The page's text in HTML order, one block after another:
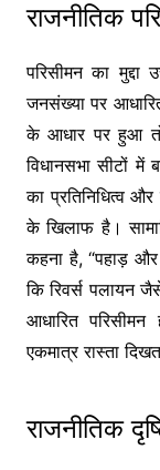
राजनीतिक
परिसीमन का
जनसंख्या पर
के आधार पर हुआ
विधानसभा सीटों में
का प्रतिनिधित्व
के खिलाफ है।
कहना है, “पहाड़
कि रिवर्स पलायन
आधारित
एकमात्र रास्ता
राजनीतिक